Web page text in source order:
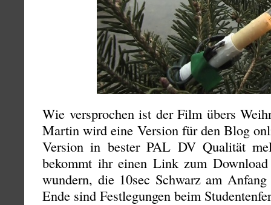
Wie versprochen ist der Film übers
Martin wird eine Version für den Blog
Version in bester PAL DV Qualität
bekommt ihr einen Link zum
wundern, die 10sec Schwarz am
Ende sind Festlegungen beim